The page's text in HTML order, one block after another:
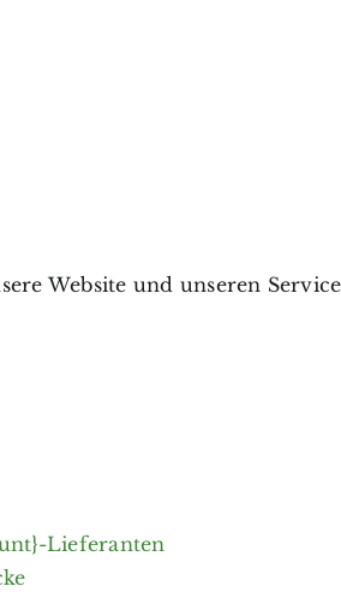
Website und unseren
Lieferanten